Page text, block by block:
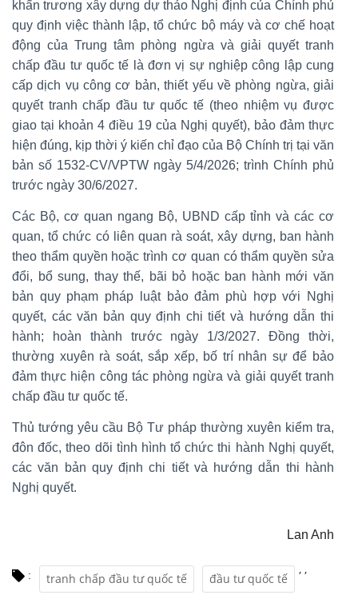
khẩn trương xây dựng dự thảo Nghị định của Chính phủ
quy định việc thành lập, tổ chức bộ máy và cơ chế hoạt
động của Trung tâm phòng ngừa và giải quyết tranh
chấp đầu tư quốc tế là đơn vị sự nghiệp công lập cung
cấp dịch vụ công cơ bản, thiết yếu về phòng ngừa, giải
quyết tranh chấp đầu tư quốc tế (theo nhiệm vụ được
giao tại khoản 4 điều 19 của Nghị quyết), bảo đảm thực
hiện đúng, kịp thời ý kiến chỉ đạo của Bộ Chính trị tại văn
bản số 1532-CV/VPTW ngày 5/4/2026; trình Chính phủ
trước ngày 30/6/2027.
Các Bộ, cơ quan ngang Bộ, UBND cấp tỉnh và các cơ
quan, tổ chức có liên quan rà soát, xây dựng, ban hành
theo thẩm quyền hoặc trình cơ quan có thẩm quyền sửa
đổi, bổ sung, thay thế, bãi bỏ hoặc ban hành mới văn
bản quy phạm pháp luật bảo đảm phù hợp với Nghị
quyết, các văn bản quy định chi tiết và hướng dẫn thi
hành; hoàn thành trước ngày 1/3/2027. Đồng thời,
thường xuyên rà soát, sắp xếp, bố trí nhân sự để bảo
đảm thực hiện công tác phòng ngừa và giải quyết tranh
chấp đầu tư quốc tế.
Thủ tướng yêu cầu Bộ Tư pháp thường xuyên kiểm tra,
đôn đốc, theo dõi tình hình tổ chức thi hành Nghị quyết,
các văn bản quy định chi tiết và hướng dẫn thi hành
Nghị quyết.
Lan Anh
: tranh chấp đầu tư quốc tế
,
đầu tư quốc tế
,